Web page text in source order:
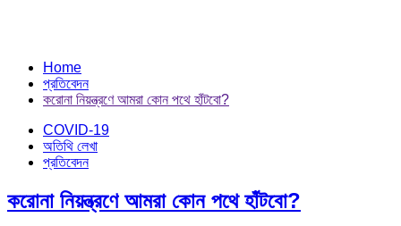
Home
প্রতিবেদন
করোনা নিয়ন্ত্রণে আমরা কোন পথে হাঁটবো?
COVID-19
অতিথি লেখা
প্রতিবেদন
করোনা নিয়ন্ত্রণে আমরা কোন পথে হাঁটবো?